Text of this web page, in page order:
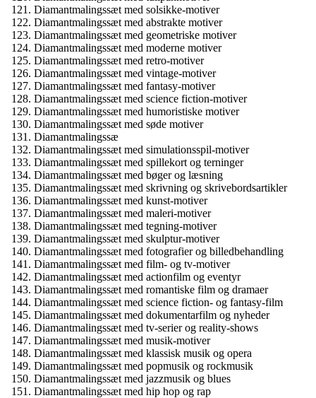
Diamantmalingssæt med solsikke-motiver
Diamantmalingssæt med abstrakte motiver
Diamantmalingssæt med geometriske motiver
Diamantmalingssæt med moderne motiver
Diamantmalingssæt med retro-motiver
Diamantmalingssæt med vintage-motiver
Diamantmalingssæt med fantasy-motiver
Diamantmalingssæt med science fiction-motiver
Diamantmalingssæt med humoristiske motiver
Diamantmalingssæt med søde motiver
Diamantmalingssæ
Diamantmalingssæt med simulationsspil-motiver
Diamantmalingssæt med spillekort og terninger
Diamantmalingssæt med bøger og læsning
Diamantmalingssæt med skrivning og skrivebordsartikler
Diamantmalingssæt med kunst-motiver
Diamantmalingssæt med maleri-motiver
Diamantmalingssæt med tegning-motiver
Diamantmalingssæt med skulptur-motiver
Diamantmalingssæt med fotografier og billedbehandling
Diamantmalingssæt med film- og tv-motiver
Diamantmalingssæt med actionfilm og eventyr
Diamantmalingssæt med romantiske film og dramaer
Diamantmalingssæt med science fiction- og fantasy-film
Diamantmalingssæt med dokumentarfilm og nyheder
Diamantmalingssæt med tv-serier og reality-shows
Diamantmalingssæt med musik-motiver
Diamantmalingssæt med klassisk musik og opera
Diamantmalingssæt med popmusik og rockmusik
Diamantmalingssæt med jazzmusik og blues
Diamantmalingssæt med hip hop og rap